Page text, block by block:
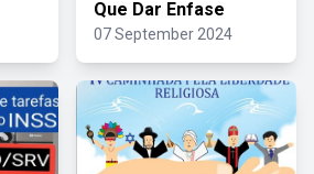
Que Dar Enfase
07 September 2024